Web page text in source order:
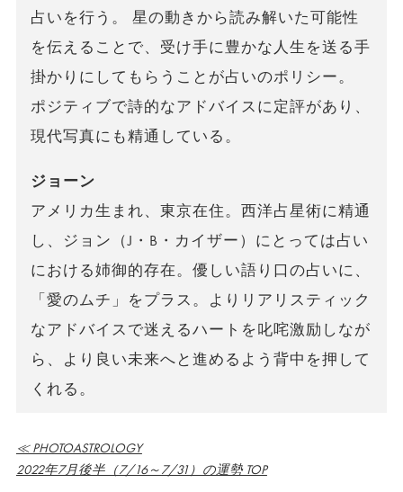
占いを行う。 星の動きから読み解いた可能性
を伝えることで、受け手に豊かな人生を送る手
掛かりにしてもらうことが占いのポリシー。
ポジティブで詩的なアドバイスに定評があり、
現代写真にも精通している。
ジョーン
アメリカ生まれ、東京在住。西洋占星術に精通
し、ジョン（J・B・カイザー）にとっては占い
における姉御的存在。優しい語り口の占いに、
「愛のムチ」をプラス。よりリアリスティック
なアドバイスで迷えるハートを叱咤激励しなが
ら、より良い未来へと進めるよう背中を押して
くれる。
≪ PHOTOASTROLOGY
2022年7月後半（7/16～7/31）の運勢 TOP